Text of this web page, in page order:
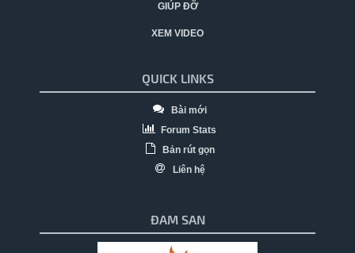
GIÚP ĐỠ
XEM VIDEO
QUICK LINKS
Bài mới
Forum Stats
Bản rút gọn
Liên hệ
ĐAM SAN